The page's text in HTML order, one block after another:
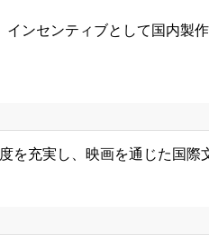
センティブとして国内製
充実し、映画を通じた国際